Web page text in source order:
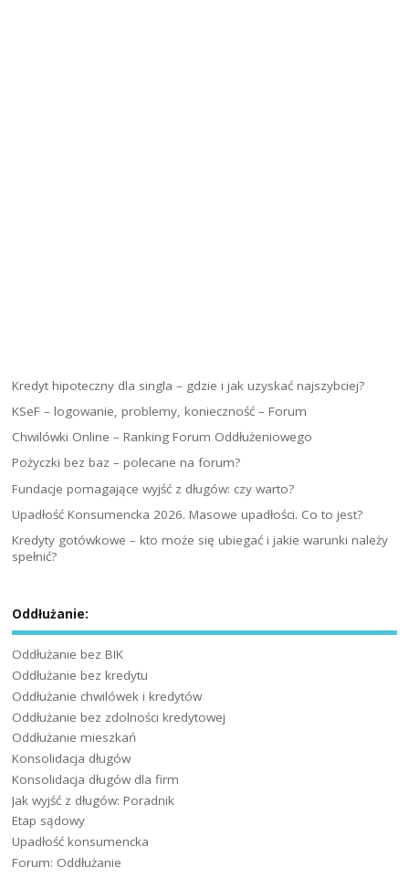
Kredyt hipoteczny dla singla – gdzie i jak uzyskać najszybciej?
KSeF – logowanie, problemy, konieczność – Forum
Chwilówki Online – Ranking Forum Oddłużeniowego
Pożyczki bez baz – polecane na forum?
Fundacje pomagające wyjść z długów: czy warto?
Upadłość Konsumencka 2026. Masowe upadłości. Co to jest?
Kredyty gotówkowe – kto może się ubiegać i jakie warunki należy
spełnić?
Oddłużanie:
Oddłużanie bez BIK
Oddłużanie bez kredytu
Oddłużanie chwilówek i kredytów
Oddłużanie bez zdolności kredytowej
Oddłużanie mieszkań
Konsolidacja długów
Konsolidacja długów dla firm
Jak wyjść z długów: Poradnik
Etap sądowy
Upadłość konsumencka
Forum: Oddłużanie